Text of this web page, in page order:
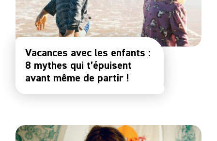
Vacances avec les enfants :
8 mythes qui t’épuisent
avant même de partir !